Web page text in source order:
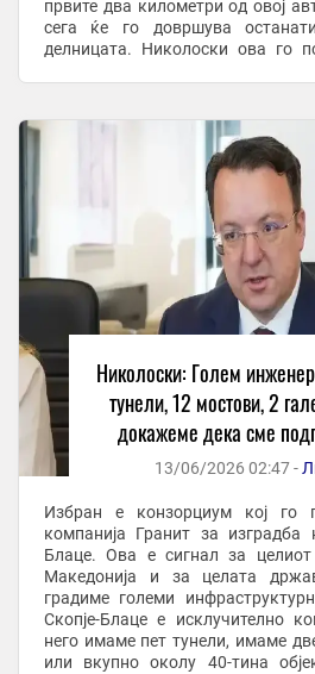
првите два километри од овој
сега ќе го довршува
делницата. Николоски ова го
Николоски: Голем
тунели, 12 мостови, 2
докажеме дека сме
градиме
13/06/2026 02:47 -
Избран е конзорциум кој го
компанија Гранит за изградба
Блаце. Ова е сигнал за
Македонија и за целата
градиме големи
Скопје-Блаце е исклучително
него имаме пет тунели, имаме
или вкупно околу 40-тина